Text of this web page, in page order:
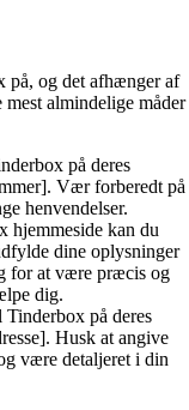
på, og det afhænger af
almindelige måder
på deres
Vær forberedt på
henvendelser.
hjemmeside kan du
dine oplysninger
for at være præcis og
dig.
Tinderbox på deres
Husk at angive
være detaljeret i din